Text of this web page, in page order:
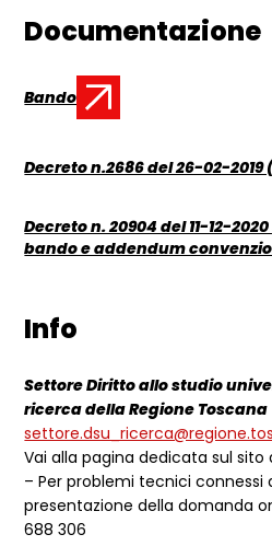
Documentazione
Documento:
Bando
Documento:
Decreto n.2686 del 26-02-
Documento:
Decreto n. 20904 del 11-12-
bando e addendum
Info
Settore Diritto allo studio
ricerca della Regione Toscana
Vai alla pagina dedicata sul sito
– Per problemi tecnici connessi
presentazione della domanda
688 306